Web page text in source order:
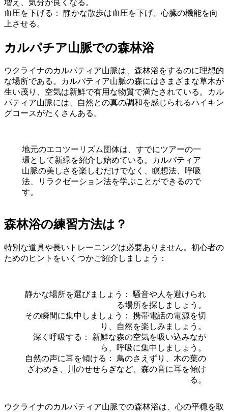
増え、気分が良くなる。
血圧を下げる： 静かな散歩は血圧を下げ、心臓の機能を向
上させる。
カルパチア山脈での森林浴
ウクライナのカルパティア山脈は、森林浴をするのに理想的
な場所である。カルパティア山脈の森にはさまざまな草木が
生い茂り、空気は新鮮で有用な物質で満たされている。カル
パティア山脈には、自然との真の調和を感じられるハイキン
グコースがたくさんある。
地元のエコツーリズム団体は、すでにツアーの一
環として新緑を紹介し始めている。カルパティア
山脈の美しさを楽しむだけでなく、瞑想法、呼吸
法、リラクゼーション法を学ぶことができるので
す。
森林浴の練習方法は？
特別な道具や長いトレーニングは必要ありません。初心者の
ためのヒントをいくつかご紹介しましょう：
静かな場所を選びましょう： 騒音や人を避けられ
る場所を探しましょう。
その瞬間に集中しましょう： 携帯電話の電源を切
り、自然を楽しみましょう。
深く呼吸する： 新鮮な森の空気を吸い込みなが
ら、呼吸に集中しましょう。
自然の声に耳を傾ける： 鳥のさえずり、木の葉の
ざわめき、川のせせらぎなど、森の音に耳を傾け
る。
ウクライナのカルパティア山脈での森林浴は、心の平穏を取